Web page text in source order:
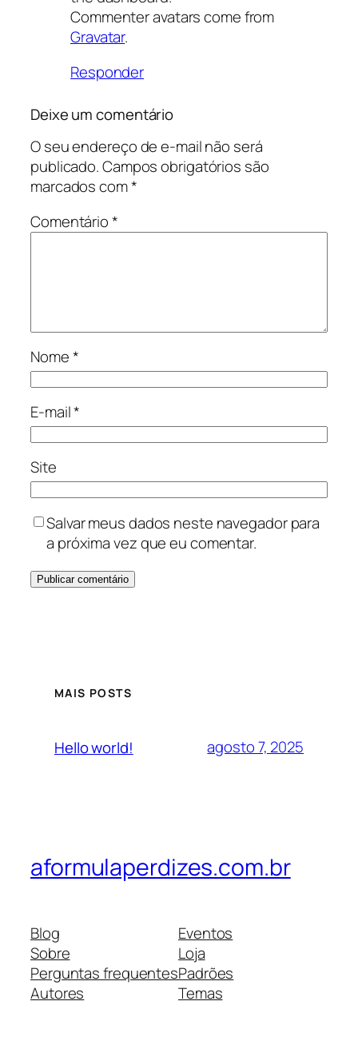
Commenter avatars come from
Gravatar.
Responder
Deixe um comentário
O seu endereço de e-mail não será
publicado.Campos obrigatórios são
marcados com*
Comentário*
Nome*
E-mail*
Site
Salvar meus dados neste navegador para
a próxima vez que eu comentar.
MAIS POSTS
Hello world! agosto 7, 2025
aformulaperdizes.com.br
Blog
Sobre
Perguntas frequentes
Autores
Eventos
Loja
Padrões
Temas